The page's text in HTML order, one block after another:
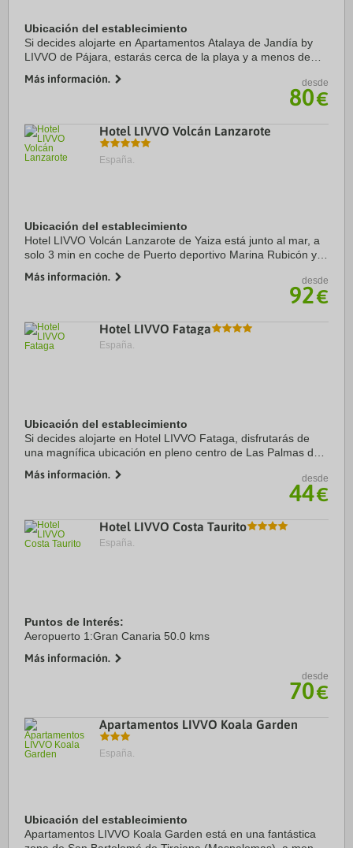
Ubicación del establecimiento
Si decides alojarte en Apartamentos Atalaya de Jandía by
LIVVO de Pájara, estarás cerca de la playa y a menos de
comercial abierta de Morro Jable. ...
Más información. desde
80€
Hotel LIVVO Volcán Lanzarote
España.
Ubicación del establecimiento
Hotel LIVVO Volcán Lanzarote de Yaiza está junto al mar, a
solo 3 min en coche de Puerto deportivo Marina Rubicón y a
lujo se encuentra a 4,2 km de ...
Más información. desde
92€
Hotel LIVVO Fataga
España.
Ubicación del establecimiento
Si decides alojarte en Hotel LIVVO Fataga, disfrutarás de
una magnífica ubicación en pleno centro de Las Palmas de
Canteras y Parque de Santa Catalina. ...
Más información. desde
44€
Hotel LIVVO Costa Taurito
España.
Puntos de Interés:
Aeropuerto 1:Gran Canaria 50.0 kms
Más información.
desde
70€
Apartamentos LIVVO Koala Garden
España.
Ubicación del establecimiento
Apartamentos LIVVO Koala Garden está en una fantástica